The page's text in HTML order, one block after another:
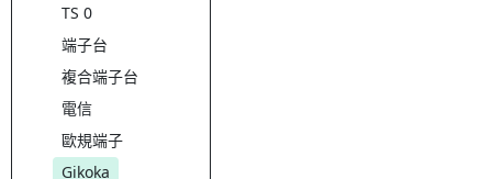
TS 0
端子台
複合端子台
電信
歐規端子
Gikoka